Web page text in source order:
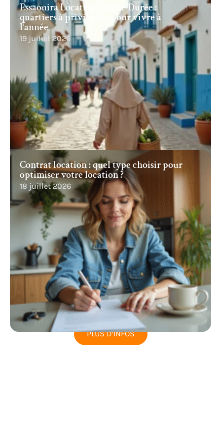
Essaouira Location longue Durée :
quartiers à privilégier pour vivre à
l’année
19 juillet 2026
Contrat location : quel type choisir pour
optimiser votre location ?
18 juillet 2026
PLUS D’INFOS